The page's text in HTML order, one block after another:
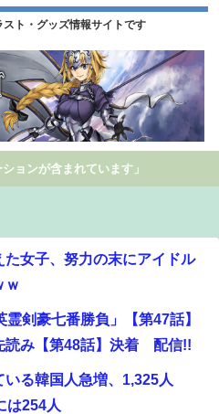
ト・グッズ情報サイトです
ョンが含まれています」
た女子、努力の末にアイドル
ｗ
霊剣豪七番勝負」【第47話】
読み【第48話】決着 配信!!
る韓国人急増、1,325人
は254人